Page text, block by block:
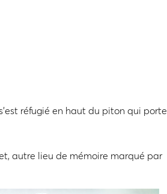
réfugié en haut du piton qui porte
autre lieu de mémoire marqué par